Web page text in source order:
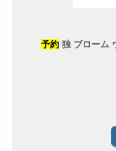
予約 独 ブローム